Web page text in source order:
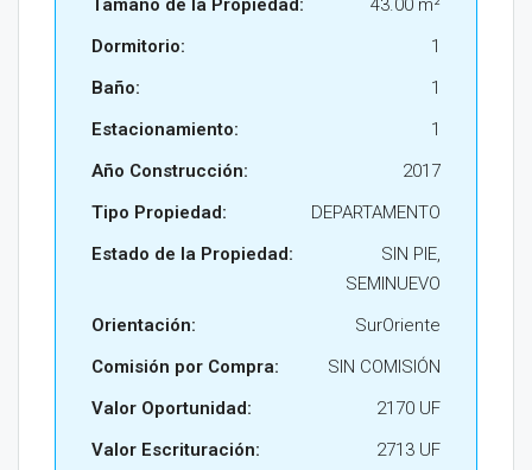
Tamaño de la Propiedad:
43.00 m²
Dormitorio:
1
Baño:
1
Estacionamiento:
1
Año Construcción:
2017
Tipo Propiedad:
DEPARTAMENTO
Estado de la Propiedad:
SIN PIE,
SEMINUEVO
Orientación:
SurOriente
Comisión por Compra:
SIN COMISIÓN
Valor Oportunidad:
2170 UF
Valor Escrituración:
2713 UF